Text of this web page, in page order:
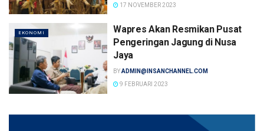
17 NOVEMBER 2023
EKONOMI
Wapres Akan Resmikan Pusat
Pengeringan Jagung di Nusa
Jaya
BYADMIN@INSANCHANNEL.COM
9 FEBRUARI 2023